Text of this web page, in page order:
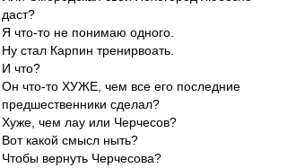
даст?
Я что-то не понимаю одного.
Ну стал Карпин тренирвоать.
И что?
Он что-то ХУЖЕ, чем все его последние
предшественники сделал?
Хуже, чем лау или Черчесов?
Вот какой смысл ныть?
Чтобы вернуть Черчесова?